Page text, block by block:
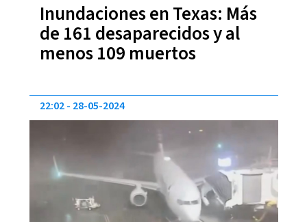
Inundaciones en Texas: Más
de 161 desaparecidos y al
menos 109 muertos
22:02 28-05-2024